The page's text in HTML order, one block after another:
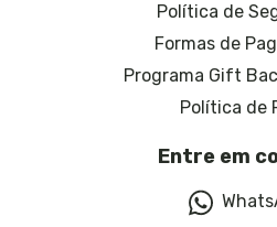
Política de
Formas de
Programa Gift
Política de
Entre em